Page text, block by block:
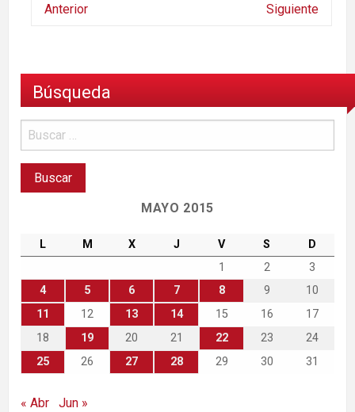
Anterior Siguiente
Búsqueda
MAYO 2015
L M X J V S
D
1
2
3
4
5 6 7 8 9
10
11
12 13 14 15 16
17
18
19 20 21 22 23
24
25
26 27 28 29 30 31
« Abr Jun »